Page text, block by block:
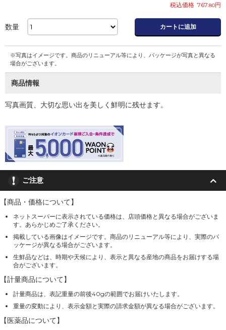
税込価格 767.80円
数量 カートに追加
※写真はイメージです。商品のリニューアル等により、パッケージが写真と異なる
場合がございます。
商品情報
写真画質、大切な思い出を美しく鮮明に残せます。
ご注意
【商品・価格について】
ネットスーパーに表示されている価格は、店頭価格と異なる場合がございま
す。あらかじめご了承ください。
掲載している画像はイメージです。商品のリニューアル等により、実際のパ
ッケージが異なる場合がございます。
生鮮品などは、時期や天候により、表示と異なる産地の商品をお届けする場
合がございます。
【計量商品について】
計量商品は、表記重量の前後40gの範囲でお届けいたします。
重量の変動により、表示金額と実際の請求金額が異なる場合がございます。
【医薬品について】